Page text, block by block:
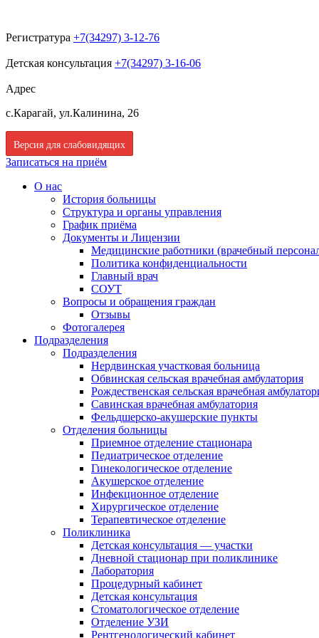
Регистратура +7(34297) 3-12-76
Детская консультация +7(34297) 3-16-06
Адрес
с.Карагай, ул.Калинина, 26
Версия для слабовидящих
Записаться на приём
О нас
История больницы
Структура и органы управления
График приёма
Документы и Лицензии
Медицинские работники (врачебный
Политика конфиденциальности
Главный врач
СОУТ
Вопросы и обращения граждан
Отзывы
Фотогалерея
Подразделения
Подразделения
Нердвинская участковая больница
Обвинская сельская врачебная амбулатория
Рождественская сельская врачебная
Савинская врачебная амбулатория
Фельдшерско-акушерские пункты
Отделения больницы
Приемное отделение стационара
Педиатрическое отделение
Гинекологическое отделение
Акушерское отделение
Инфекционное отделение
Хирургическое отделение
Терапевтическое отделение
Поликлиника
Детская консультация — участки
Дневной стационар при поликлинике
Лаборатория
Процедурный кабинет
Детская консультация
Стоматологическое отделение
Отделение УЗИ
Рентгенологический кабинет